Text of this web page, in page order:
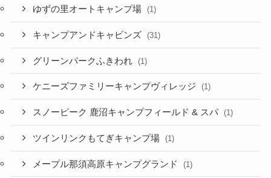
ゆずの里オートキャンプ場 (1)
キャンプアンドキャビンズ (31)
グリーンパークふきわれ (1)
ケニーズファミリーキャンプヴィレッジ (1)
スノーピーク 鹿沼キャンプフィールド & スパ (1)
ツインリンクもてぎキャンプ場 (1)
メープル那須高原キャンプグランド (1)